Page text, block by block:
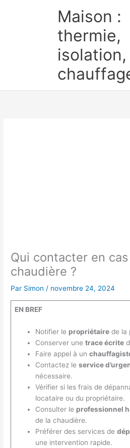
Maison :
thermie,
isolation,
Qui contacter en
chaudière ?
Par Simon/ novembre 24, 2024
EN BREF
Notifier le propriétairede la
Conserver une trace écrite
Faire appel à un
Contactez le service
nécessaire.
Vérifier si les frais de
locataire ou du propriétaire.
Consulter le professionnel
de la chaudière.
Préférer des services de
une intervention rapide.